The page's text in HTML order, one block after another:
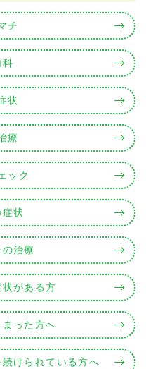
チ
科
状
療
ック
状
治療
がある方
った方へ
けられている方へ